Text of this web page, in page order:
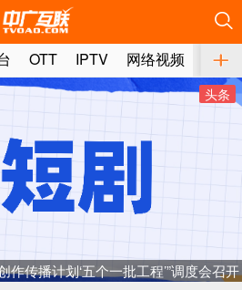
OTT IPTV 网络视频 媒体
头条
作传播计划‘五个一批工程’”调度会召开
电视技术标准白皮书
条”发布
，广电媒体如何发力？
推荐
推荐
推荐
推荐
推荐
推荐
推荐
推荐
推荐
推荐
推荐
推荐
推荐
推荐
推荐
推荐
推荐
推荐
推荐
推荐